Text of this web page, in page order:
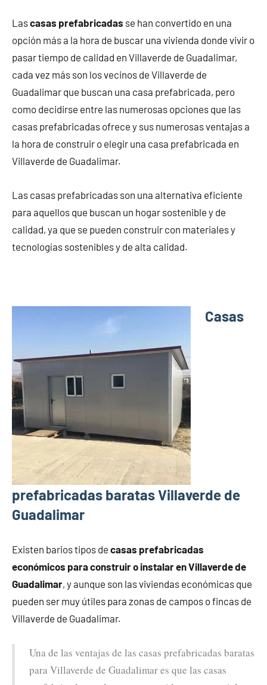
Lascasas prefabricadas se han convertido en una
opción más a la hora de buscar una vivienda donde vivir o
pasar tiempo de calidad en Villaverde de Guadalimar,
cada vez más son los vecinos de Villaverde de
Guadalimar que buscan una casa prefabricada, pero
como decidirse entre las numerosas opciones que las
casas prefabricadas ofrece y sus numerosas ventajas a
la hora de construir o elegir una casa prefabricada en
Villaverde de Guadalimar.
Las casas prefabricadas son una alternativa eficiente
para aquellos que buscan un hogar sostenible y de
calidad, ya que se pueden construir con materiales y
tecnologías sostenibles y de alta calidad.
Casas
prefabricadas baratas Villaverde de
Guadalimar
Existen barios tipos de casas prefabricadas
económicos para construir o instalar en Villaverde de
Guadalimar, y aunque son las viviendas económicas que
pueden ser muy útiles para zonas de campos o fincas de
Villaverde de Guadalimar.
Una de las ventajas de las casas prefabricadas baratas
para Villaverde de Guadalimar es que las casas